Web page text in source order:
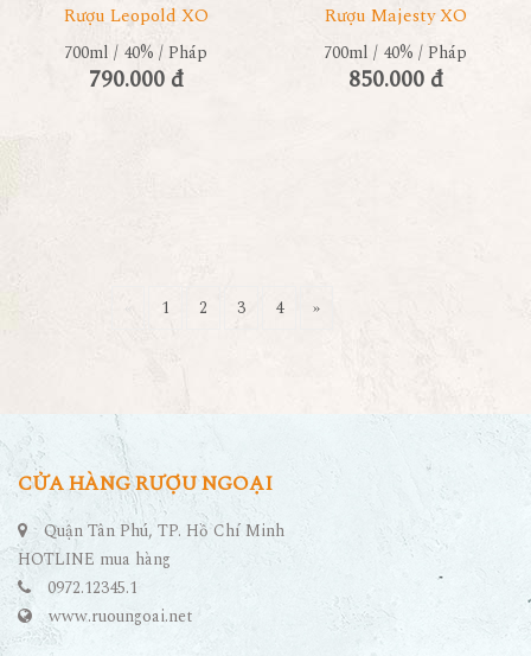
Rượu Leopold XO
700ml / 40% / Pháp
790.000 đ
Rượu Majesty XO
700ml / 40% / Pháp
850.000 đ
« 1 2 3 4 »
CỬA HÀNG RƯỢU NGOẠI
Quận Tân Phú, TP. Hồ Chí Minh
HOTLINE mua hàng
0972.12345.1
www.ruoungoai.net